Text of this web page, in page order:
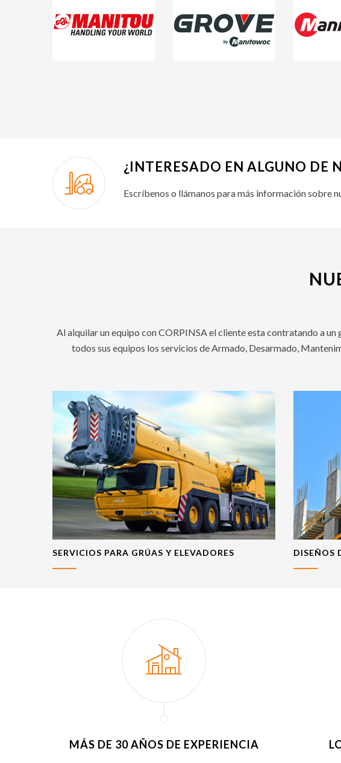
¿INTERESADO EN ALGUNO DE
Escríbenos o llámanos para más información sobre
Al alquilar un equipo con CORPINSA el cliente esta contratando a
todos sus equipos los servicios de Armado, Desarmado,
SERVICIOS PARA GRÚAS Y ELEVADORES DISEÑOS
MÁS DE 30 AÑOS DE EXPERIENCIA